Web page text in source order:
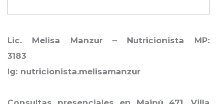
Lic. Melisa Manzur – Nutricionista MP:
3183